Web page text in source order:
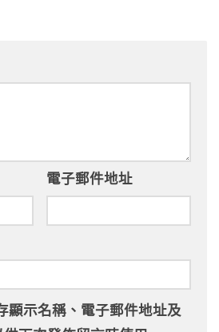
電子郵件地址
顯示名稱、電子郵件地址及